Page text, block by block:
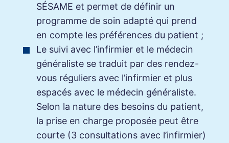
SÉSAME et permet de définir un
programme de soin adapté qui prend
en compte les préférences du patient ;
Le suivi avec l’infirmier et le médecin
généraliste se traduit par des rendez-
vous réguliers avec l’infirmier et plus
espacés avec le médecin généraliste.
Selon la nature des besoins du patient,
la prise en charge proposée peut être
courte (3 consultations avec l’infirmier)